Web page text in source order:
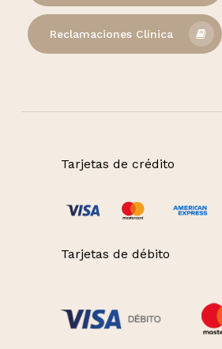
Reclamaciones Clínica
Tarjetas de crédito
Tarjetas de débito